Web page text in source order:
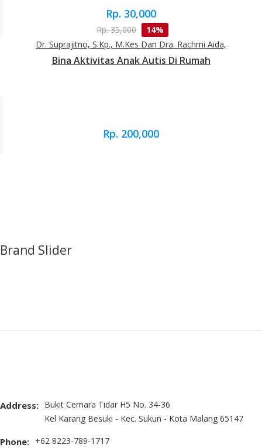
Rp. 30,000
Rp. 35,000
14%
Dr. Suprajitno, S.Kp., M.Kes Dan Dra. Rachmi Aida,
Bina Aktivitas Anak Autis Di Rumah
Rp. 200,000
Brand Slider
Address: Bukit Cemara Tidar H5 No. 34-36
Kel Karang Besuki - Kec. Sukun - Kota Malang 65147
Phone: +62 8223-789-1717